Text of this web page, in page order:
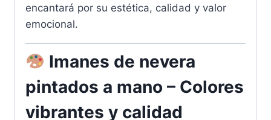
encantará por su estética, calidad y valor
emocional.
Imanes de nevera
pintados a mano – Colores
vibrantes y calidad